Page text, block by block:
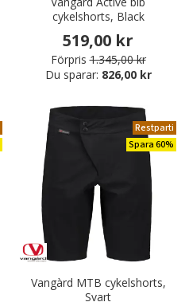
cykelshorts, Black
519,00 kr
Förpris 1.345,00 kr
Du sparar: 826,00 kr
Restparti
Spara 60%
Vangàrd MTB cykelshorts,
Svart